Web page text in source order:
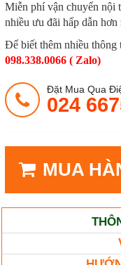
Miễn phí vận chuyển nội
nhiều ưu đãi hấp dẫn hơn
Để biết thêm nhiều thông
098.338.0066 ( Zalo)
Đặt Mua Qua
024
MUA